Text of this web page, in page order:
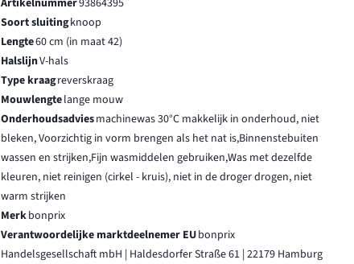
Artikelnummer93864395
Soort sluitingknoop
Lengte60 cm (in maat 42)
HalslijnV-hals
Type kraagreverskraag
Mouwlengtelange mouw
Onderhoudsadviesmachinewas 30°C makkelijk in onderhoud, niet
bleken, Voorzichtig in vorm brengen als het nat is,Binnenstebuiten
wassen en strijken,Fijn wasmiddelen gebruiken,Was met dezelfde
kleuren, niet reinigen (cirkel - kruis), niet in de droger drogen, niet
warm strijken
Merkbonprix
Verantwoordelijke marktdeelnemer EUbonprix
Handelsgesellschaft mbH | Haldesdorfer Straße 61 | 22179 Hamburg